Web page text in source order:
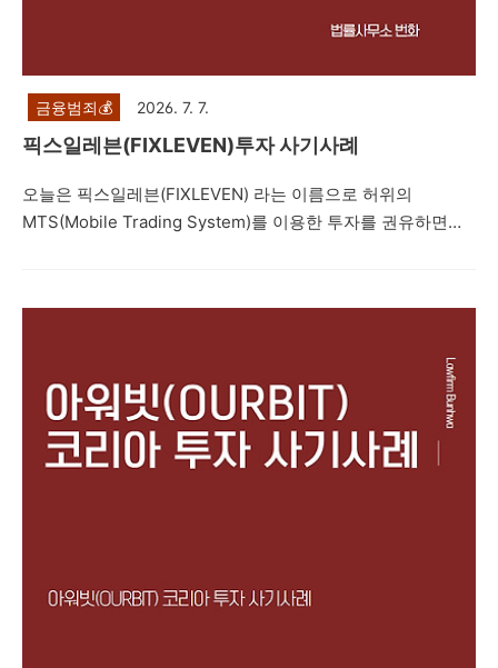
금융범죄💰 2026. 7. 7.
픽스일레븐(FIXLEVEN)투자 사기사례
오늘은 픽스일레븐(FIXLEVEN) 라는 이름으로 허위의
MTS(Mobile Trading System)를 이용한 투자를 권유하면서
로 고수익을 얻을 수 있다며 피해자들에게 접근한 뒤 피해자들
례를 설명드리려고 합니다. 제347조(사기) ①사람을 기망하
여 재물의 교부를 받거나 재산상의 이익을 취득한 자는 10년
이하의 징역 또는 2천만원 이하의 벌금에 처한다. 형법 제347
조에서는 사기죄를 규정하고 있습니다. 주식리딩방 투자사기
의 경우, 주식 선물 거래 사기, 비상장 주식 사기, 공모주 사기,